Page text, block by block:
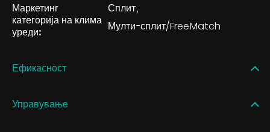
Маркетинг
категорија на клима
уреди:
Сплит
Мулти-сплит/FreeMatch
Ефикасност
Управување